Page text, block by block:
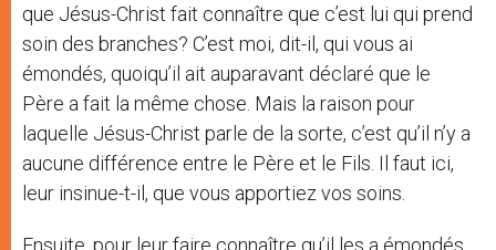
que Jésus-Christ fait connaître que c’est lui qui prend
soin des branches? C’est moi, dit-il, qui vous ai
émondés, quoiqu’il ait auparavant déclaré que le
Père a fait la même chose. Mais la raison pour
laquelle Jésus-Christ parle de la sorte, c’est qu’il n’y a
aucune différence entre le Père et le Fils. Il faut ici,
leur insinue-t-il, que vous apportiez vos soins.
Ensuite, pour leur faire connaître qu’il les a émondés,